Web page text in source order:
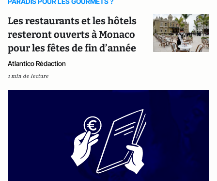
Les restaurants et les hôtels
resteront ouverts à Monaco
pour les fêtes de fin d’année
Atlantico Rédaction
1 min de lecture